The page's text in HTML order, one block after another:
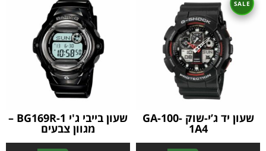
שעון יד ג’י-שוק GA-100-
1A4
שעון בייבי ג'י BG169R-1 –
מגוון צבעים